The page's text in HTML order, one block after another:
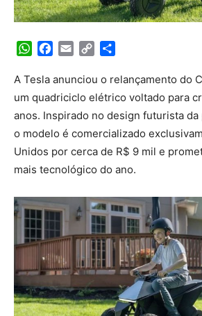
WhatsApp
Facebook
Email Copy
A Tesla anunciou o relançamento do
um quadriciclo elétrico voltado para
anos. Inspirado no design futurista
o modelo é comercializado
Unidos por cerca de R$ 9 mil e
mais tecnológico do ano.